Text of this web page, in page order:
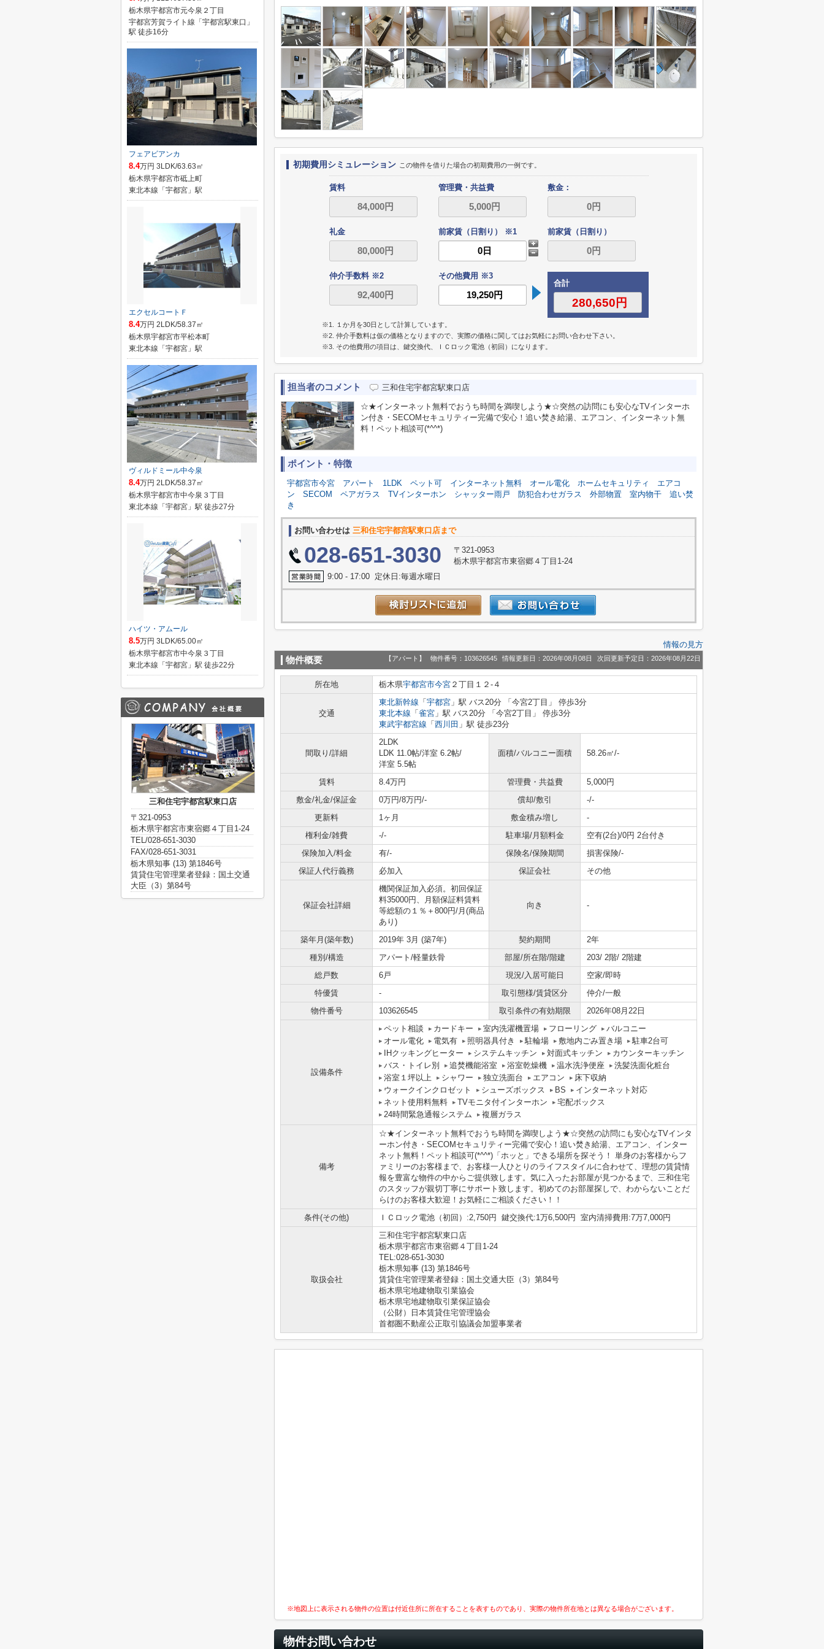
初期費用シミュレーション この物件を借りた場合の初期費用の一例です。
賃料 管理費・共益費 敷金：
礼金 前家賃（日割り） ※1 前家賃（日割り）
仲介手数料 ※2
その他費用 ※3
合計
※1. １か月を30日として計算しています。
※2. 仲介手数料は仮の価格となりますので、実際の価格に関してはお気軽にお問い合わせ下さい。
※3. その他費用の項目は、鍵交換代、ＩＣロック電池（初回）になります。
担当者のコメント 三和住宅宇都宮駅東口店
☆★インターネット無料でおうち時間を満喫しよう★☆突然の訪問にも安心なTVインターホ
ン付き・SECOMセキュリティー完備で安心！追い焚き給湯、エアコン、インターネット無
料！ペット相談可(*^^*)
ポイント・特徴
宇都宮市今宮 アパート 1LDK ペット可 インターネット無料 オール電化 ホームセキュリティ
エアコ
ン
SECOM ペアガラス TVインターホン シャッター雨戸 防犯合わせガラス 外部物置 室内物干
追い焚
き
お問い合わせは 三和住宅宇都宮駅東口店まで
028-651-3030
〒321-0953
栃木県宇都宮市東宿郷４丁目1-24
9:00 - 17:00 定休日:毎週水曜日
情報の見方
物件概要 【アパート】 物件番号：103626545 情報更新日：2026年08月08日 次回更新予定日：2026年08月22日
所在地 栃木県宇都宮市今宮 ２丁目１２-４
交通
東北新幹線 「 宇都宮 」駅 バス20分 「今宮2丁目」 停歩3分
東北本線 「 雀宮 」駅 バス20分 「今宮2丁目」 停歩3分
東武宇都宮線 「 西川田 」駅 徒歩23分
間取り/詳細
2LDK
LDK 11.0帖/洋室 6.2帖/
洋室 5.5帖
面積/バルコニー面積 58.26㎡/-
賃料 8.4万円 管理費・共益費
5,000円
敷金/礼金/保証金
0万円/8万円/- 償却/敷引
-/-
更新料
1ヶ月 敷金積み増し
-
権利金/雑費
-/- 駐車場/月額料金
空有(2台)/0円 2台付き
保険加入/料金
有/- 保険名/保険期間
損害保険/-
保証人代行義務
必加入 保証会社 その他
保証会社詳細
機関保証加入必須。初回保証
料35000円、月額保証料賃料
等総額の１％＋800円/月(商品
あり)
向き -
築年月(築年数) 2019年 3月 (築7年) 契約期間
2年
種別/構造
アパート/軽量鉄骨 部屋/所在階/階建
203/ 2階/ 2階建
総戸数
6戸 現況/入居可能日
空家/即時
特優賃
- 取引態様/賃貸区分
仲介/一般
物件番号
103626545 取引条件の有効期限 2026年08月22日
設備条件
ペット相談 カードキー 室内洗濯機置場 フローリング
バルコニー
オール電化
電気有 照明器具付き 駐輪場 敷地内ごみ置き場
駐車2台可
IHクッキングヒーター
システムキッチン 対面式キッチン
カウンターキッチン
バス・トイレ別
追焚機能浴室 浴室乾燥機 温水洗浄便座
洗髪洗面化粧台
浴室１坪以上
シャワー 独立洗面台 エアコン
床下収納
ウォークインクロゼット
シューズボックス BS
インターネット対応
ネット使用料無料
TVモニタ付インターホン
宅配ボックス
24時間緊急通報システム
複層ガラス
備考
☆★インターネット無料でおうち時間を満喫しよう★☆突然の訪問にも安心なTVインタ
ーホン付き・SECOMセキュリティー完備で安心！追い焚き給湯、エアコン、インター
ネット無料！ペット相談可(*^^*)「ホッと」できる場所を探そう！ 単身のお客様からフ
ァミリーのお客様まで、お客様一人ひとりのライフスタイルに合わせて、理想の賃貸情
報を豊富な物件の中からご提供致します。気に入ったお部屋が見つかるまで、三和住宅
のスタッフが親切丁寧にサポート致します。初めてのお部屋探しで、わからないことだ
らけのお客様大歓迎！お気軽にご相談ください！！
条件(その他)
ＩＣロック電池（初回）:2,750円 鍵交換代:1万6,500円 室内清掃費用:7万7,000円
取扱会社
三和住宅宇都宮駅東口店
栃木県宇都宮市東宿郷４丁目1-24
TEL:028-651-3030
栃木県知事 (13) 第1846号
賃貸住宅管理業者登録：国土交通大臣（3）第84号
栃木県宅地建物取引業協会
栃木県宅地建物取引業保証協会
（公財）日本賃貸住宅管理協会
首都圏不動産公正取引協議会加盟事業者
※地図上に表示される物件の位置は付近住所に所在することを表すものであり、実際の物件所在地とは異なる場合がございます。
物件お問い合わせ
栃木県宇都宮市元今泉２丁目
宇都宮芳賀ライト線「宇都宮駅東口」
駅 徒歩16分
フェアビアンカ
8.4万円 3LDK/63.63㎡
栃木県宇都宮市砥上町
東北本線「宇都宮」駅
エクセルコートＦ
8.4万円 2LDK/58.37㎡
栃木県宇都宮市平松本町
東北本線「宇都宮」駅
ヴィルドミール中今泉
8.4万円 2LDK/58.37㎡
栃木県宇都宮市中今泉３丁目
東北本線「宇都宮」駅 徒歩27分
ハイツ・アムール
8.5万円 3LDK/65.00㎡
栃木県宇都宮市中今泉３丁目
東北本線「宇都宮」駅 徒歩22分
三和住宅宇都宮駅東口店
〒321-0953
栃木県宇都宮市東宿郷４丁目1-24
TEL/028-651-3030
FAX/028-651-3031
栃木県知事 (13) 第1846号
賃貸住宅管理業者登録：国土交通
大臣（3）第84号